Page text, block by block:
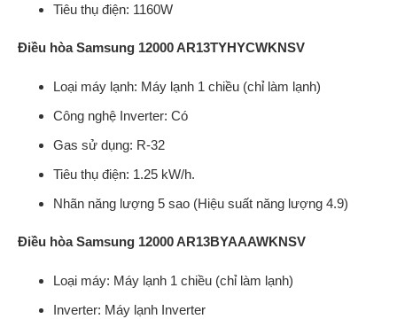
Tiêu thụ điện: 1160W
Điều hòa Samsung 12000 AR13TYHYCWKNSV
Loại máy lạnh: Máy lạnh 1 chiều (chỉ làm lạnh)
Công nghệ Inverter: Có
Gas sử dụng: R-32
Tiêu thụ điện: 1.25 kW/h.
Nhãn năng lượng 5 sao (Hiệu suất năng lượng 4.9)
Điều hòa Samsung 12000 AR13BYAAAWKNSV
Loại máy: Máy lạnh 1 chiều (chỉ làm lạnh)
Inverter: Máy lạnh Inverter